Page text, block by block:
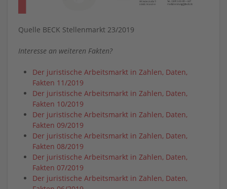
Quelle BECK Stellenmarkt 23/2019
Interesse an weiteren Fakten?
Der juristische Arbeitsmarkt in Zahlen, Daten,
Fakten 11/2019
Der juristische Arbeitsmarkt in Zahlen, Daten,
Fakten 10/2019
Der juristische Arbeitsmarkt in Zahlen, Daten,
Fakten 09/2019
Der juristische Arbeitsmarkt in Zahlen, Daten,
Fakten 08/2019
Der juristische Arbeitsmarkt in Zahlen, Daten,
Fakten 07/2019
Der juristische Arbeitsmarkt in Zahlen, Daten,